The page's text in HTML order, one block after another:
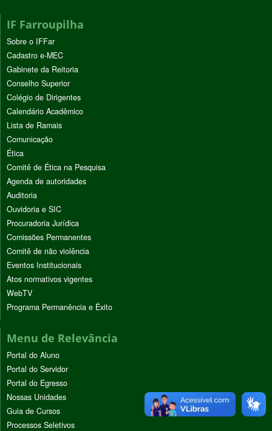
IF Farroupilha
Sobre o IFFar
Cadastro e-MEC
Gabinete da Reitoria
Conselho Superior
Colégio de Dirigentes
Calendário Acadêmico
Lista de Ramais
Comunicação
Ética
Comitê de Ética na Pesquisa
Agenda de autoridades
Auditoria
Ouvidoria e SIC
Procuradoria Jurídica
Comissões Permanentes
Comitê de não violência
Eventos Institucionais
Atos normativos vigentes
WebTV
Programa Permanência e Êxito
Menu de Relevância
Portal do Aluno
Portal do Servidor
Portal do Egresso
Nossas Unidades
Guia de Cursos
Processos Seletivos